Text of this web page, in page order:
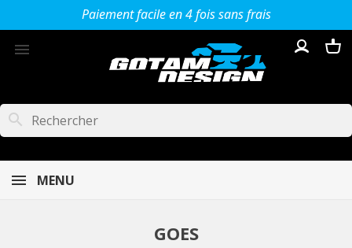
Paiement facile en 4 fois sans frais

search
MENU
GOES